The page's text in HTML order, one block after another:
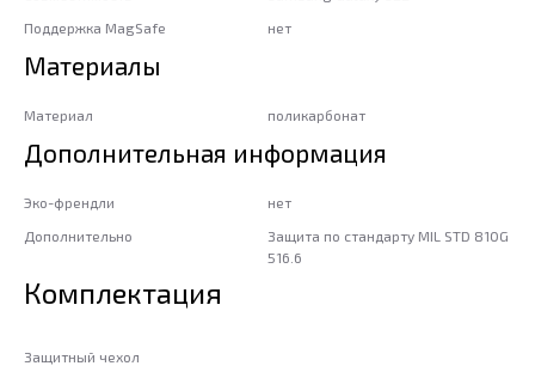
Поддержка MagSafe
нет
Материалы
Материал поликарбонат
Дополнительная информация
Эко-френдли
нет
Дополнительно
Защита по стандарту MIL STD 810G
516.6
Комплектация
Защитный чехол